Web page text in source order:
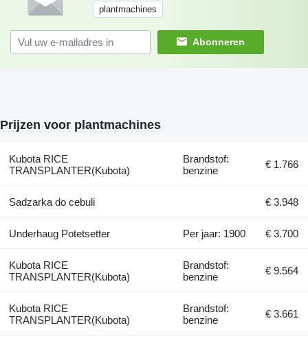
plantmachines
Abonneren
Prijzen voor plantmachines
Kubota RICE
TRANSPLANTER(Kubota)
Brandstof:
benzine
€ 1.766
Sadzarka do cebuli € 3.948
Underhaug Potetsetter Per jaar: 1900 € 3.700
Kubota RICE
TRANSPLANTER(Kubota)
Brandstof:
benzine
€ 9.564
Kubota RICE
TRANSPLANTER(Kubota)
Brandstof:
benzine
€ 3.661